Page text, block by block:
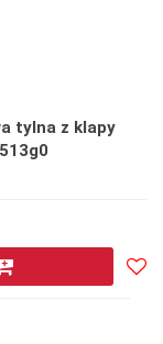
tylna z klapy